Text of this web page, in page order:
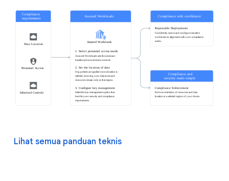
Lihat semua panduan teknis